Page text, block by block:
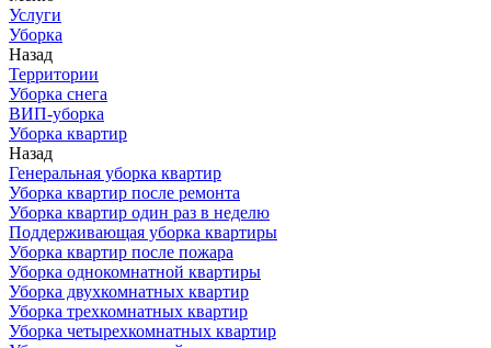
Услуги
Уборка
Назад
Территории
Уборка снега
ВИП-уборка
Уборка квартир
Назад
Генеральная уборка квартир
Уборка квартир после ремонта
Уборка квартир один раз в неделю
Поддерживающая уборка квартиры
Уборка квартир после пожара
Уборка однокомнатной квартиры
Уборка двухкомнатных квартир
Уборка трехкомнатных квартир
Уборка четырехкомнатных квартир